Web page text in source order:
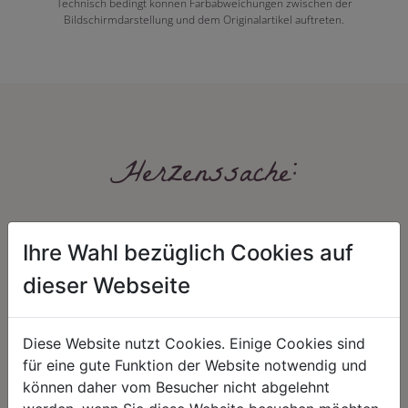
Technisch bedingt können Farbabweichungen zwischen der
Bildschirmdarstellung und dem Originalartikel auftreten.
Herzenssache:
HARMONIE
Unser Sortiment steht für ein
positives Lebensgefühl. Wir
FAIRNESS
Nicht immer ist der günstigste Preis
auch ein guter Preis. Wir handeln
Ihre Wahl bezüglich Cookies auf
dieser Webseite
Diese Website nutzt Cookies. Einige Cookies sind
für eine gute Funktion der Website notwendig und
können daher vom Besucher nicht abgelehnt